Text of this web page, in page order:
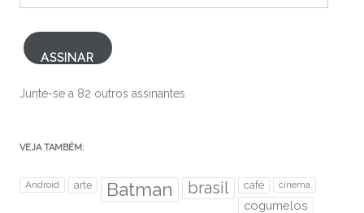
ASSINAR
Junte-se a 82 outros assinantes
VEJA TAMBÉM:
Android arte Batman brasil café cinema
cogumelos